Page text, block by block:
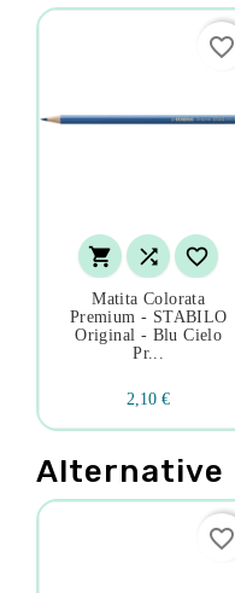
  
Matita Colorata
Premium - STABILO
Original - Blu Cielo
Pr...
2,10 €
favorite_border
Alternative
favorite_border